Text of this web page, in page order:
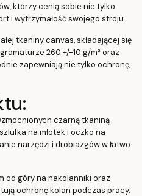
którzy cenią sobie nie tylko
i wytrzymałość swojego stroju.
tkaniny canvas, składającej się
260 +/-10 g/m² oraz
zapewniają nie tylko ochronę,
czarną tkaniną
na młotek i oczko na
narzędzi i drobiazgów w łatwo
od góry na nakolanniki oraz
ochronę kolan podczas pracy.